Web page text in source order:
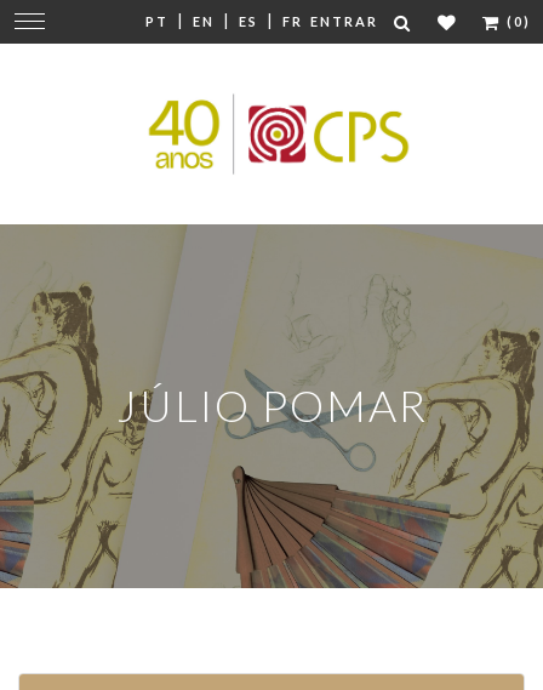
PT | EN | ES | FR ENTRAR (0)
Mudar
navegação
JÚLIO POMAR